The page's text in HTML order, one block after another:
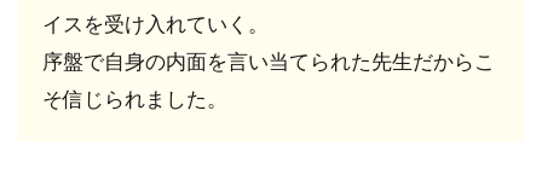
を通
過し
た先
生ば
かり
イスを受け入れていく。
序盤で自身の内面を言い当てられた先生だからこ
そ信じられました。